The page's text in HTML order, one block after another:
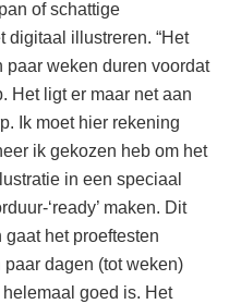
of schattige
digitaal illustreren. “Het
paar weken duren voordat
Het ligt er maar net aan
Ik moet hier rekening
ik gekozen heb om het
in een speciaal
‘ready’ maken. Dit
het proeftesten
dagen (tot weken)
goed is. Het